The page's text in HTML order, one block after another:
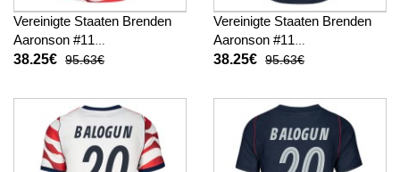
Vereinigte Staaten Brenden
Aaronson #11
Fußballbekleidung Heimtrikot
38.25€ 95.63€
Vereinigte Staaten Brenden
Aaronson #11
Fußballbekleidung
Kurzarm
38.25€ 95.63€